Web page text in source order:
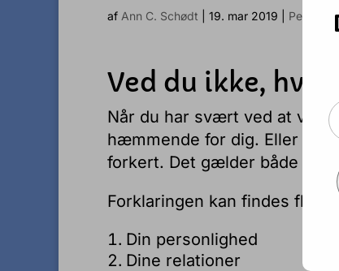
af Ann C. Schødt 19. mar 2019
Ved du ikke, hvad
Når du har svært ved at
hæmmende for dig. Eller det
forkert. Det gælder både
Forklaringen kan findes flere
Din personlighed
Dine relationer